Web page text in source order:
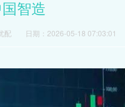
智造
配 日期：2026-05-18 07:03:01